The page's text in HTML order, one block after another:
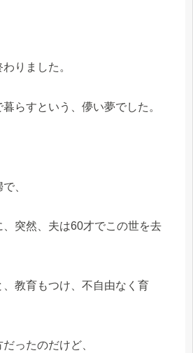
りました。
らすという、儚い夢でした。
、
、突然、夫は60才でこの世を去
教育もつけ、不自由なく育
ったのだけど、